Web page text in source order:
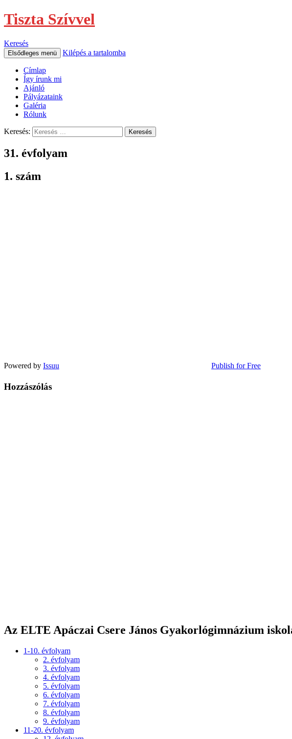
Tiszta Szívvel
Keresés
Elsődleges menü Kilépés a tartalomba
Címlap
Így írunk mi
Ajánló
Pályázataink
Galéria
Rólunk
Keresés:
31. évfolyam
1. szám
Powered by Issuu Publish for Free
Hozzászólás
Az ELTE Apáczai Csere János Gyakorlógimnázium
1-10. évfolyam
2. évfolyam
3. évfolyam
4. évfolyam
5. évfolyam
6. évfolyam
7. évfolyam
8. évfolyam
9. évfolyam
11-20. évfolyam